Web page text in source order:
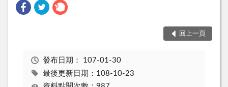
回上一頁
發布日期： 107-01-30
最後更新日期：108-10-23